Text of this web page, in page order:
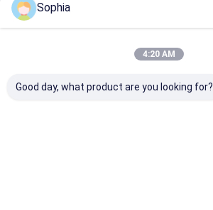
Sophia
4:20 AM
Good day, what product are you looking for?